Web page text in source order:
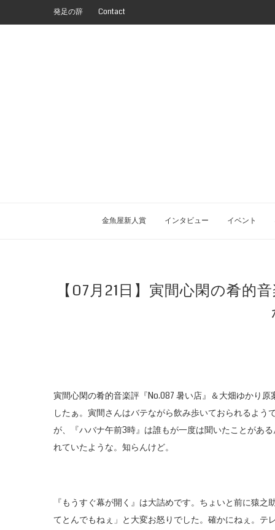
発足の辞 Contact
金魚屋新人賞 インタビュー イベント
【07月21日】寅間心閑の肴
寅間心閑の肴的音楽評『No.087 暑い店』＆大畑ゆかり
したぁ。寅間さんはバテながら飲み歩いておられるよ
が、『ハバナ午前3時』は誰もが一度は聞いたことがあ
れていたような。知らんけど。
『もうすぐ幕が開く』は大詰めです。ちょいと前に猿
てとんでもねぇ」と大変お怒りでした。確かにねぇ。